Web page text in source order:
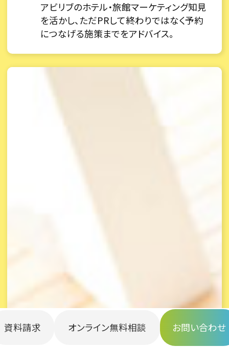
アビリブのホテル・旅館マーケティング知見
を活かし、ただPRして終わりではなく予約
につなげる施策までをアドバイス。
資料請求 オンライン無料相談 お問い合わせ